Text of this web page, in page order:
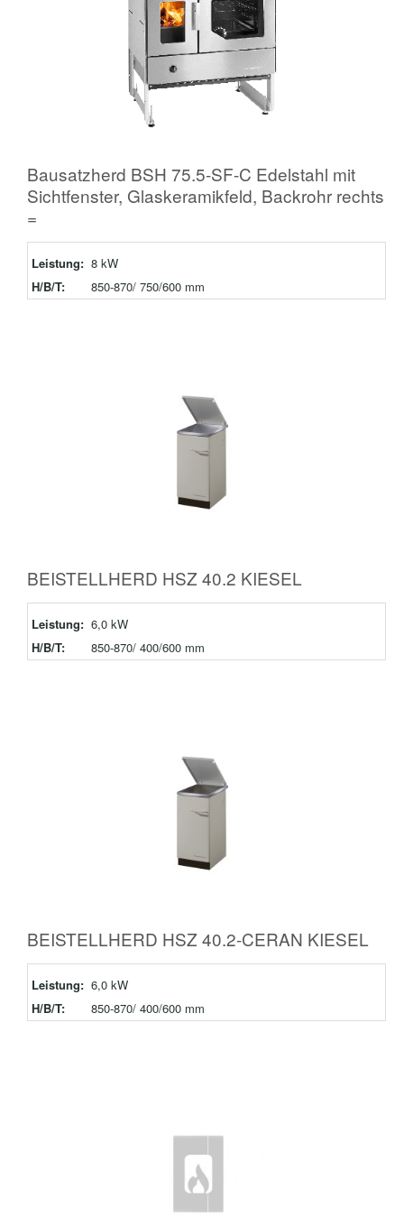
Bausatzherd BSH 75.5-SF-C Edelstahl mit
Sichtfenster, Glaskeramikfeld, Backrohr rechts
=
Leistung: 8 kW
H/B/T:
850-870/ 750/600 mm
BEISTELLHERD HSZ 40.2 KIESEL
Leistung: 6,0 kW
H/B/T:
850-870/ 400/600 mm
BEISTELLHERD HSZ 40.2-CERAN KIESEL
Leistung: 6,0 kW
H/B/T:
850-870/ 400/600 mm